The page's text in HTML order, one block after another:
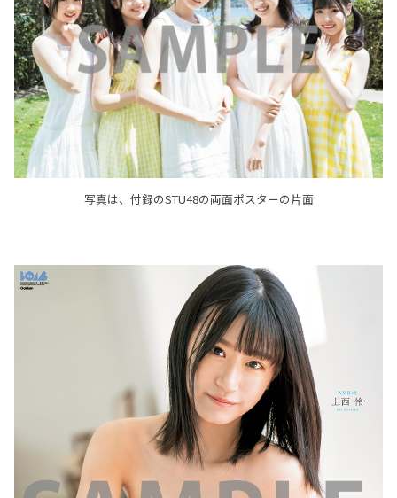
写真は、付録のSTU48の両面ポスターの片面